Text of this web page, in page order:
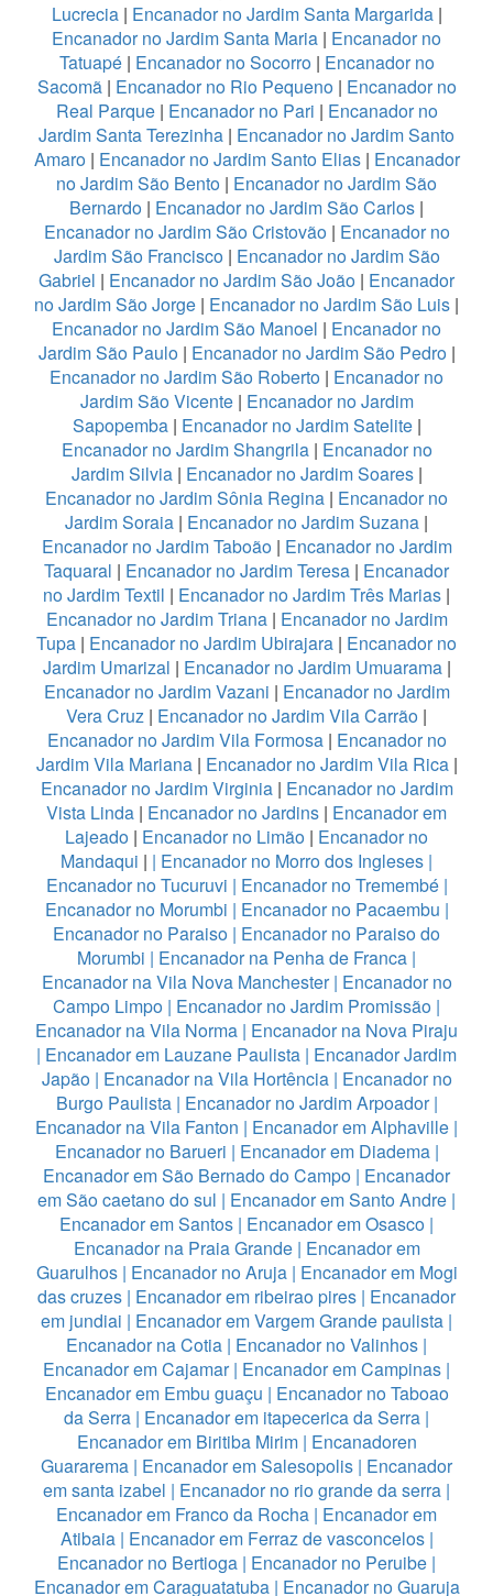
Lucrecia| Encanador no Jardim Santa Margarida|
Encanador no Jardim Santa Maria | Encanador no
Tatuapé| Encanador no Socorro| Encanador no
Sacomã| Encanador no Rio Pequeno| Encanador no
Real Parque| Encanador no Pari | Encanador no
Jardim Santa Terezinha | Encanador no Jardim Santo
Amaro| Encanador no Jardim Santo Elias| Encanador
no Jardim São Bento | Encanador no Jardim São
Bernardo | Encanador no Jardim São Carlos |
Encanador no Jardim São Cristovão| Encanador no
Jardim São Francisco| Encanador no Jardim São
Gabriel | Encanador no Jardim São João | Encanador
no Jardim São Jorge | Encanador no Jardim São Luis |
Encanador no Jardim São Manoel | Encanador no
Jardim São Paulo| Encanador no Jardim São Pedro|
Encanador no Jardim São Roberto | Encanador no
Jardim São Vicente| Encanador no Jardim
Sapopemba| Encanador no Jardim Satelite|
Encanador no Jardim Shangrila| Encanador no
Jardim Silvia| Encanador no Jardim Soares|
Encanador no Jardim Sônia Regina | Encanador no
Jardim Soraia | Encanador no Jardim Suzana |
Encanador no Jardim Taboão| Encanador no Jardim
Taquaral | Encanador no Jardim Teresa | Encanador
no Jardim Textil | Encanador no Jardim Três Marias |
Encanador no Jardim Triana| Encanador no Jardim
Tupa | Encanador no Jardim Ubirajara | Encanador no
Jardim Umarizal | Encanador no Jardim Umuarama|
Encanador no Jardim Vazani | Encanador no Jardim
Vera Cruz | Encanador no Jardim Vila Carrão |
Encanador no Jardim Vila Formosa| Encanador no
Jardim Vila Mariana| Encanador no Jardim Vila Rica|
Encanador no Jardim Virginia| Encanador no Jardim
Vista Linda | Encanador no Jardins | Encanador em
Lajeado | Encanador no Limão | Encanador no
Mandaqui | | Encanador no Morro dos Ingleses |
Encanador no Tucuruvi | Encanador no Tremembé|
Encanador no Morumbi | Encanador no Pacaembu |
Encanador no Paraiso | Encanador no Paraiso do
Morumbi | Encanador na Penha de Franca |
Encanador na Vila Nova Manchester| Encanador no
Campo Limpo | Encanador no Jardim Promissão |
Encanador na Vila Norma | Encanador na Nova Piraju
| Encanador em Lauzane Paulista | Encanador Jardim
Japão| Encanador na Vila Hortência| Encanador no
Burgo Paulista| Encanador no Jardim Arpoador|
Encanador na Vila Fanton | Encanador em Alphaville |
Encanador no Barueri | Encanador em Diadema|
Encanador em São Bernado do Campo | Encanador
em São caetano do sul | Encanador em Santo Andre |
Encanador em Santos | Encanador em Osasco |
Encanador na Praia Grande| Encanador em
Guarulhos| Encanador no Aruja| Encanador em Mogi
das cruzes | Encanador em ribeirao pires | Encanador
em jundiai | Encanador em Vargem Grande paulista |
Encanador na Cotia | Encanador no Valinhos |
Encanador em Cajamar| Encanador em Campinas |
Encanador em Embu guaçu | Encanador no Taboao
da Serra | Encanador em itapecerica da Serra |
Encanador em Biritiba Mirim| Encanadoren
Guararema | Encanador em Salesopolis | Encanador
em santa izabel | Encanador no rio grande da serra |
Encanador em Franco da Rocha | Encanador em
Atibaia| Encanador em Ferraz de vasconcelos|
Encanador no Bertioga | Encanador no Peruibe |
Encanador em Caraguatatuba| Encanador no Guaruja